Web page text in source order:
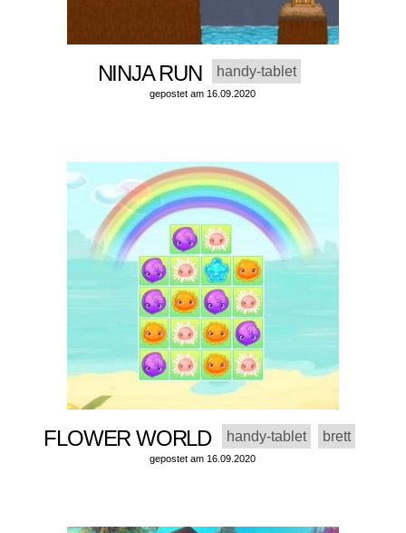
NINJA RUN handy-tablet
gepostet am 16.09.2020
FLOWER WORLD handy-tablet brett
gepostet am 16.09.2020